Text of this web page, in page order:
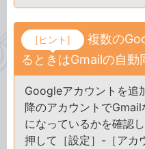
[ヒント]
複数の
るときはGmailの自動
Googleアカウントを追
降のアカウントで
になっているかを確認
押して［設定］-［アカ